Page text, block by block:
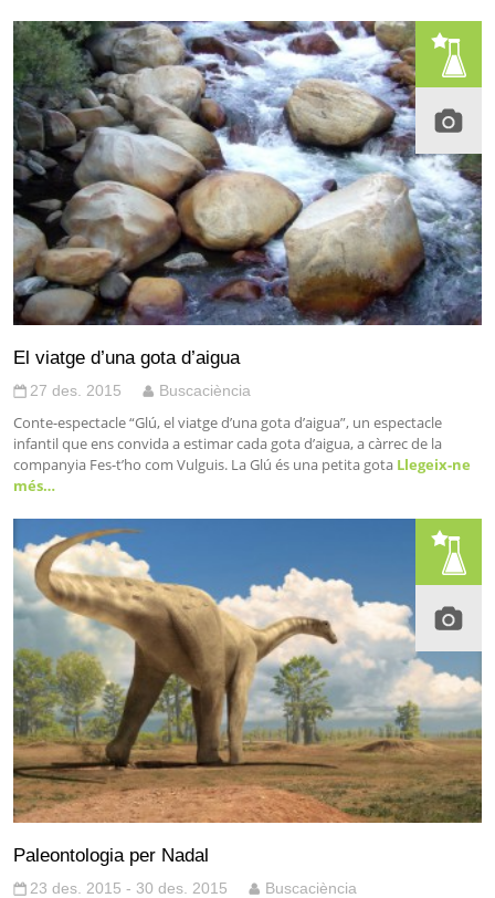
El viatge d’una gota d’aigua
27 des. 2015 Buscaciència
Conte-espectacle “Glú, el viatge d’una gota d’aigua”, un espectacle
infantil que ens convida a estimar cada gota d’aigua, a càrrec de la
companyia Fes-t’ho com Vulguis. La Glú és una petita gota Llegeix-ne
més…
Paleontologia per Nadal
23 des. 2015 - 30 des. 2015 Buscaciència